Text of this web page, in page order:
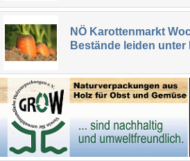
NÖ Karottenmarkt
Bestände leiden unter